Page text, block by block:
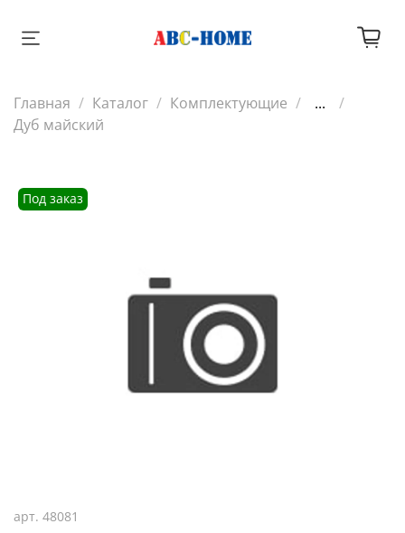
Главная Каталог Комплектующие
...
Дуб майский
Под заказ
арт. 48081